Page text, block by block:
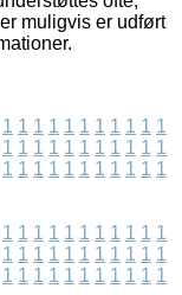
muligvis er udført
1 1 1 1 1 1 1 1 1 1 1
1 1 1 1 1 1 1 1 1 1 1
1 1 1 1 1 1 1 1 1 1 1
1 1 1 1 1 1 1 1 1 1 1
1 1 1 1 1 1 1 1 1 1 1
1 1 1 1 1 1 1 1 1 1 1